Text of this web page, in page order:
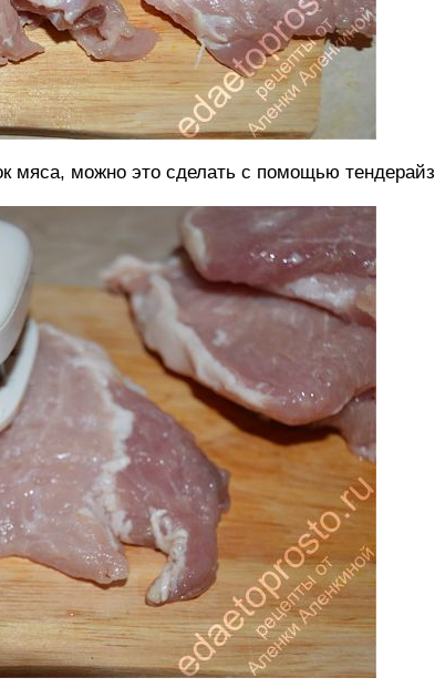
мяса, можно это сделать с помощью